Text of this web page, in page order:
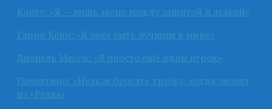
Канте: «Я — лишь звено между защитой и атакой»
Гарри Кейн: «Я хочу быть лучшим в мире»
Лионель Месси: «Я просто ещё один игрок»
Почеттино: «Нельзя бросать трубку, когда звонят
из «Реала»